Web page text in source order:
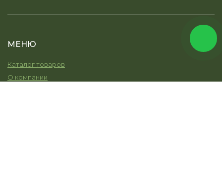
МЕНЮ
Каталог товаров
О компании